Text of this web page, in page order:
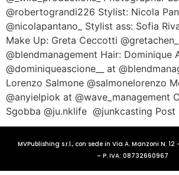
@robertograndi226 Stylist: Nicola
@nicolapantano_ Stylist ass: Sofia
Make Up: Greta Ceccotti
@blendmanagement Hair: Dominique
@dominiqueascione__ at
Lorenzo Salmone @salmonelorenzo
@anyielpiok at @wave_management
Sgobba @ju.nklife @junkcasting
MVPublishing s.r.l., con sede in Via A. Manzoni N.
– P. IVA: 08732660967